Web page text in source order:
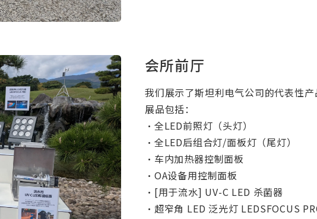
会所前厅
我们展示了斯坦利电气公司的代表性产
展品包括：
・全LED前照灯（头灯）
・全LED后组合灯/面板灯（尾灯）
・车内加热器控制面板
・OA设备用控制面板
・[用于流水] UV-C LED 杀菌器
・超窄角 LED 泛光灯 LEDSFOCUS